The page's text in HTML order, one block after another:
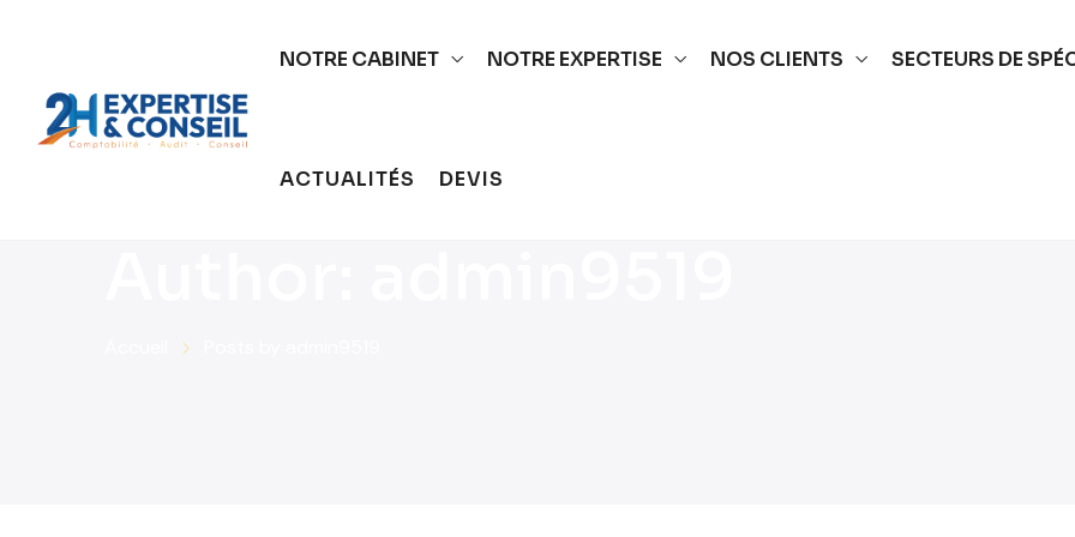
NOTRE CABINET NOTRE EXPERTISE NOS CLIENTS SECTEURS DE
ACTUALITÉS DEVIS